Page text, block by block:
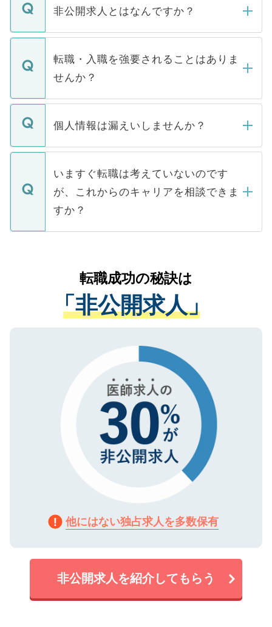
登録内容を確認し、その後メールもしくは
ます。通常、5営業日以内にはご連絡をせて
いただきますので、しばらくお待ちくださ
非公開求人とはなんですか？
マイナビDOCTORで取り扱っている求人の
うち約3割は、Webサイトからご覧いただ
けない「非公開求人」です。非公開求人は
下記の理由によって、一般には公開してい
ません。
■応募殺到を避けるため 人気のある医療機
関を公にしてしまうと、応募が殺到する場
に、医療機関が求める条件に合った人材の
みを人材紹介会社に依頼するケースが増え
ています。
転職・入職を強要されることはありま
せんか？
転職・入職を強要することは一切ありませ
ん。また、仮に応募先から内定をいただい
定を承諾する必要はありません。内定先へ
の辞退の連絡はキャリアパートナーが行い
個人情報は漏えいしませんか？
個人情報が漏えいすることはありませんの
で、ご安心ください。当サイトからの登録
などで収集したご登録者様の個人情報は、
ご本人のキャリアアップおよび転職活動の
支援を目的に使用いたします。お預かりし
ているすべての個人データはご本人の許可
は、個人情報の取り扱いについての厳密な
管理基準を満たした事業者のみに付与され
る、プライバシーマークを取得済みです。
で、機密保持に関してもご安心ください。
いますぐ転職は考えていないのです
が、これからのキャリアを相談できま
すか？
かがいして、現在の医療機関の状況や紹介
経験をまじえながら、適切なアドバイスを
させていただきます。すぐにご転職をされ
ない方には、長期的なサポートが可能です
ので、まずはご登録ください。
転職成功の秘訣は
「非公開求人」
他にはない独占求人を多数保有
非公開求人を紹介してもらう